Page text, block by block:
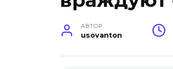
АВТОР
usovanton